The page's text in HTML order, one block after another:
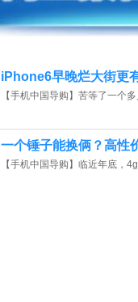
iPhone6早晚烂大街更
【手机中国导购】苦等了一个
一个锤子能换俩？高性
【手机中国导购】临近年底，